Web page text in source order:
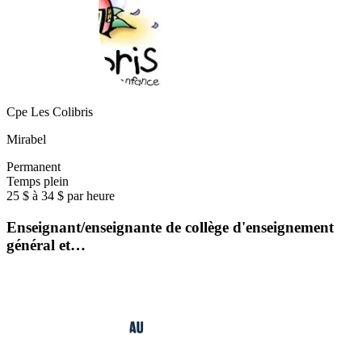
Cpe Les Colibris
Mirabel
Permanent
Temps plein
25 $ à 34 $ par heure
Enseignant/enseignante de collège d'enseignement
général et…